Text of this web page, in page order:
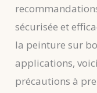
sécurisée et
la peinture sur
applications,
précautions à